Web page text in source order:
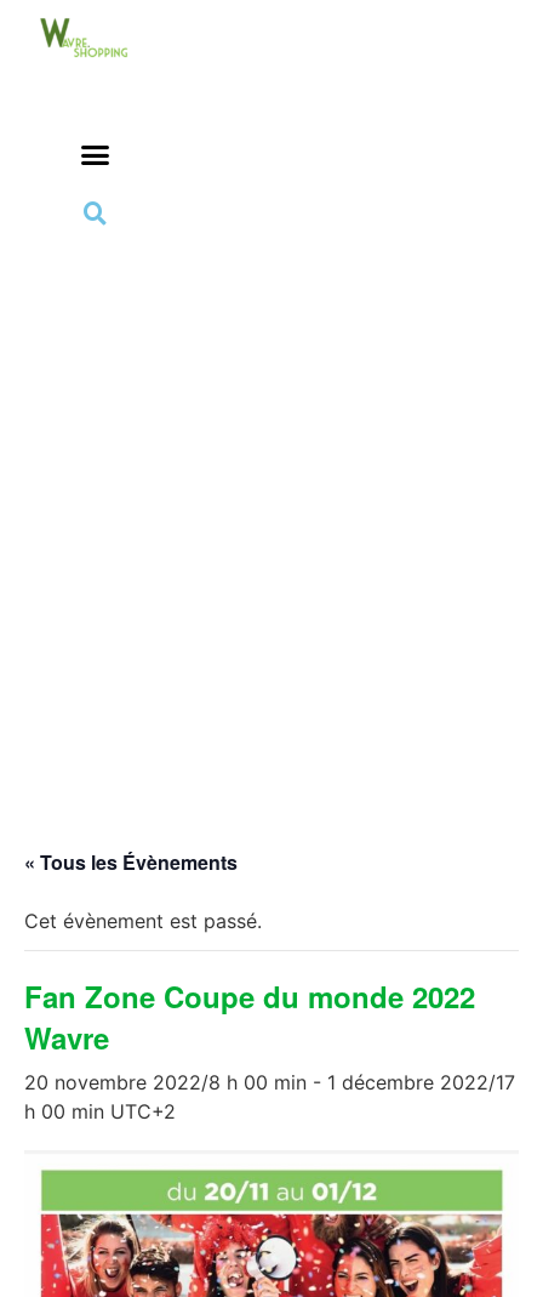
« Tous les Évènements
Cet évènement est passé.
Fan Zone Coupe du monde 2022
Wavre
20 novembre 2022/8 h 00 min - 1 décembre 2022/17
h 00 min UTC+2